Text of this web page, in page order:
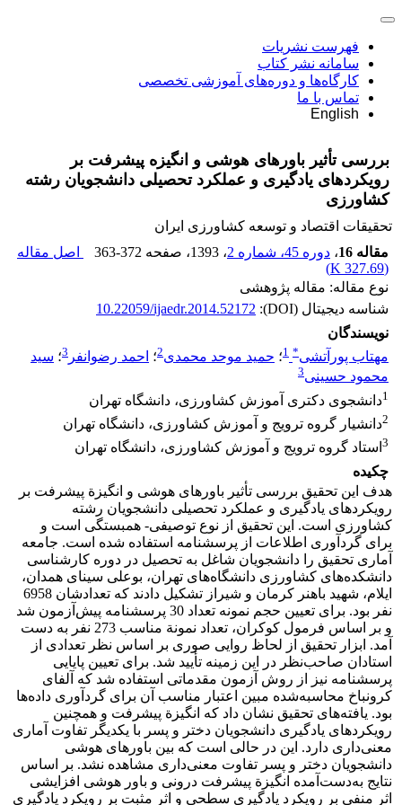
فهرست نشریات
سامانه نشر کتاب
کارگاه‌ها و دوره‌های آموزشی تخصصی
تماس با ما
English
بررسی تأثیر باورهای هوشی و انگیزه پیشرفت بر
رویکردهای یادگیری و عملکرد تحصیلی دانشجویان رشته
کشاورزی
تحقیقات اقتصاد و توسعه کشاورزی ایران
مقاله 16
، دوره 45، شماره 2 ، 1393 ، صفحه 363-372
اصل مقاله
(
327.69 K
)
نوع مقاله: مقاله پژوهشی
شناسه دیجیتال (DOI):
10.22059/ijaedr.2014.52172
نویسندگان
مهتاب پورآتشی*
1؛ حمید موحد محمدی2؛ احمد رضوانفر 3؛ سید
محمود حسینی3
1دانشجوی دکتری آموزش کشاورزی، دانشگاه تهران
2دانشیار گروه ترویج و آموزش کشاورزی، دانشگاه تهران
3 استاد گروه ترویج و آموزش کشاورزی، دانشگاه تهران
چکیده
هدف این تحقیق بررسی تأثیر باورهای هوشی و انگیزة پیشرفت بر
رویکردهای یادگیری و عملکرد تحصیلی دانشجویان رشته
کشاورزی است. این تحقیق از نوع توصیفی- همبستگی است و
برای گردآوری اطلاعات از پرسشنامه استفاده شده است. جامعه
آماری تحقیق را دانشجویان شاغل به تحصیل در دوره کارشناسی
دانشکده‌های کشاورزی دانشگاه‌های تهران، بوعلی ‌سینای همدان،
ایلام، شهید باهنر کرمان و شیراز تشکیل دادند که تعدادشان 6958
نفر بود. برای تعیین حجم نمونه تعداد 30 پرسشنامه پیش‌آزمون شد
و بر اساس فرمول کوکران، تعداد نمونة مناسب 273 نفر به دست
آمد. ابزار تحقیق از لحاظ روایی صوری بر اساس نظر تعدادی از
استادان صاحب‌نظر در این زمینه تأیید شد. برای تعیین پایایی
پرسشنامه نیز از روش آزمون مقدماتی استفاده شد که آلفای
کرونباخ محاسبه‌شده مبین اعتبار مناسب آن برای گردآوری داده‌ها
بود. یافته‌های تحقیق نشان داد که انگیزة پیشرفت و همچنین
رویکردهای یادگیری دانشجویان دختر و پسر با یکدیگر تفاوت آماری
معنی‌داری دارد. این در حالی‌ است که بین باورهای هوشی
دانشجویان دختر و پسر تفاوت معنی‌داری مشاهده نشد. بر اساس
نتایج به‌دست‌آمده انگیزة پیشرفت درونی و باور هوشی افزایشی
اثر منفی بر رویکرد یادگیری سطحی و اثر مثبت بر رویکرد یادگیری